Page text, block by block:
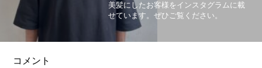
美髪にしたお客様をインスタグラムに載
せています。ぜひご覧ください。
コメント